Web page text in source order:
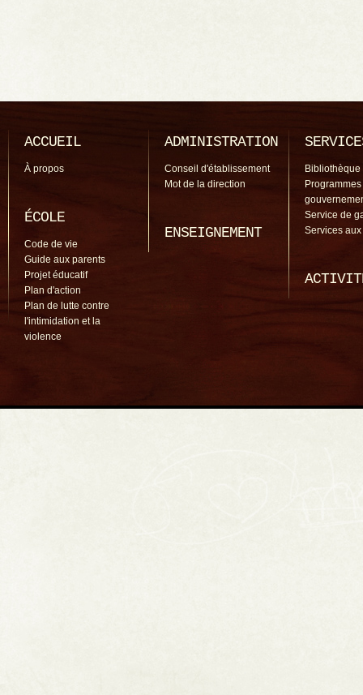
ACCUEIL
À propos
ÉCOLE
Code de vie
Guide aux parents
Projet éducatif
Plan d'action
Plan de lutte contre
l'intimidation et la
violence
ADMINISTRATION
Conseil d'établissement
Mot de la direction
ENSEIGNEMENT
Bibliothèque
Programmes
Service de
Services